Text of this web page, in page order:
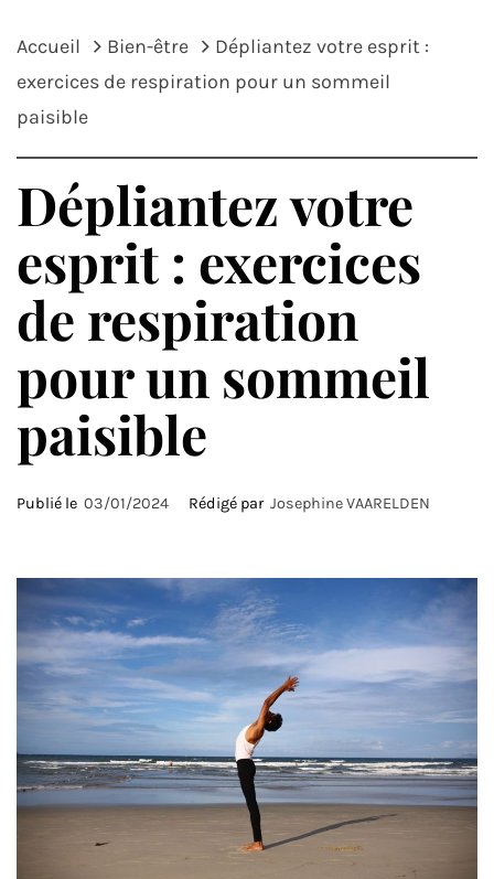
Accueil Bien-être
Dépliantez votre esprit :
exercices de respiration pour un sommeil
paisible
Dépliantez votre
esprit : exercices
de respiration
pour un sommeil
paisible
Publié le 03/01/2024 Rédigé par Josephine VAARELDEN